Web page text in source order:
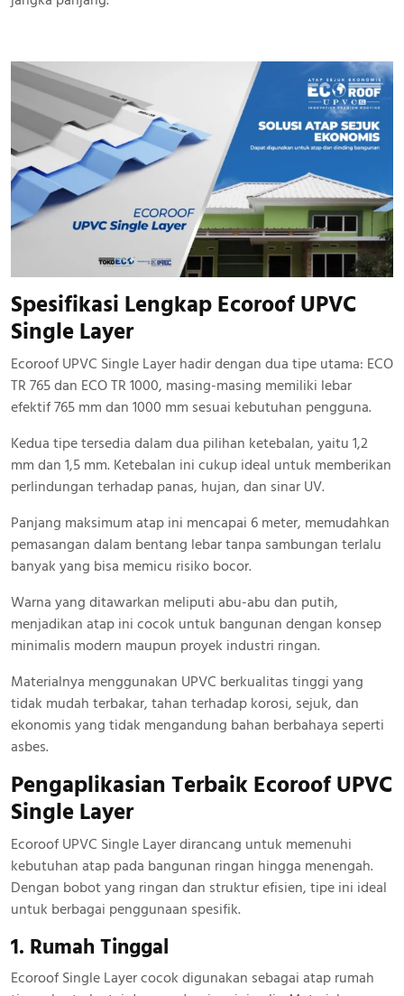
Spesifikasi Lengkap Ecoroof UPVC
Single Layer
Ecoroof UPVC Single Layer hadir dengan dua tipe utama: ECO
TR 765 dan ECO TR 1000, masing-masing memiliki lebar
efektif 765 mm dan 1000 mm sesuai kebutuhan pengguna.
Kedua tipe tersedia dalam dua pilihan ketebalan, yaitu 1,2
mm dan 1,5 mm. Ketebalan ini cukup ideal untuk memberikan
perlindungan terhadap panas, hujan, dan sinar UV.
Panjang maksimum atap ini mencapai 6 meter, memudahkan
pemasangan dalam bentang lebar tanpa sambungan terlalu
banyak yang bisa memicu risiko bocor.
Warna yang ditawarkan meliputi abu-abu dan putih,
menjadikan atap ini cocok untuk bangunan dengan konsep
minimalis modern maupun proyek industri ringan.
Materialnya menggunakan UPVC berkualitas tinggi yang
tidak mudah terbakar, tahan terhadap korosi, sejuk, dan
ekonomis yang tidak mengandung bahan berbahaya seperti
asbes.
Pengaplikasian Terbaik Ecoroof UPVC
Single Layer
Ecoroof UPVC Single Layer dirancang untuk memenuhi
kebutuhan atap pada bangunan ringan hingga menengah.
Dengan bobot yang ringan dan struktur efisien, tipe ini ideal
untuk berbagai penggunaan spesifik.
1. Rumah Tinggal
Ecoroof Single Layer cocok digunakan sebagai atap rumah